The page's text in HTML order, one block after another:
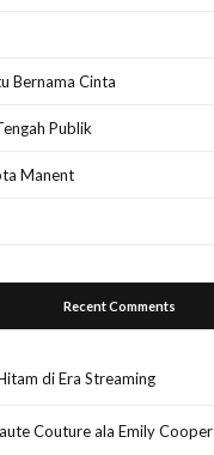
Bernama Cinta
Publik
Manent
Recent Comments
di Era Streaming
Couture ala Emily Cooper